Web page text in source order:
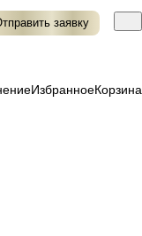
заявку
ИзбранноеКорзина